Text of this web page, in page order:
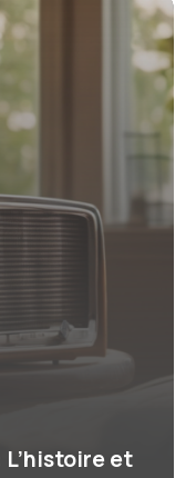
L’histoire et